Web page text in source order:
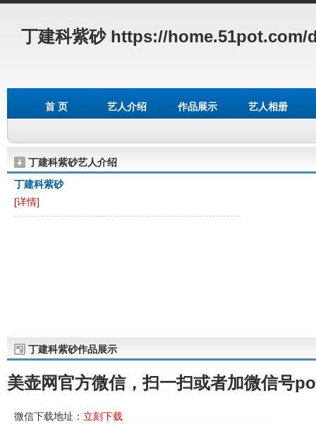
丁建科紫砂https://home.51pot.com/
首 页 艺人介绍 作品展示 艺人相册
丁建科紫砂艺人介绍
丁建科紫砂
[详情]
丁建科紫砂作品展示
美壶网官方微信，扫一扫或者加微信号
微信下载地址： 立刻下载